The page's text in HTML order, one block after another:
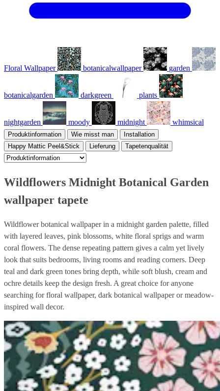
Floral Wallpaper botanicalwallpaper garden
botanicalgarden darkgreen plants
nightgarden moody midnight whimsical
Produktinformation Wie misst man
Installation
Happy Mattic Peel&Stick
Lieferung Tapetenqualität
Wildflowers Midnight Botanical Garden
wallpaper tapete
Wildflower botanical wallpaper in a midnight garden palette, filled
with layered leaves, pink blossoms, white floral sprigs and warm
coral flowers. The dense repeating pattern gives a calm yet lively
look that suits bedrooms, living rooms and reading corners. Deep
teal and dark green tones bring depth, while soft blush, cream and
ochre details keep the design fresh. A great choice for anyone
searching for floral wallpaper, dark botanical wallpaper or meadow-
inspired wall decor.